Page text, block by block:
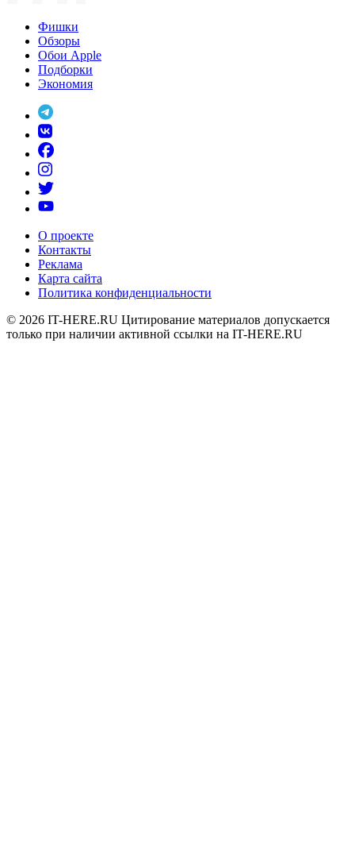
Фишки
Обзоры
Обои Apple
Подборки
Экономия
О проекте
Контакты
Реклама
Карта сайта
Политика конфиденциальности
© 2026 IT-HERE.RU Цитирование материалов допускается
только при наличии активной ссылки на IT-HERE.RU